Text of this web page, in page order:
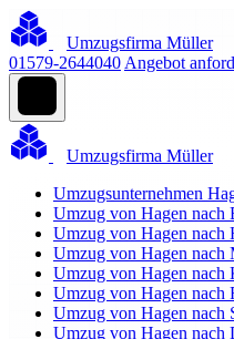
Umzugsfirma Müller
01579-2644040 Angebot
Umzugsfirma Müller
Umzugsunternehmen
Umzug von Hagen nach
Umzug von Hagen nach
Umzug von Hagen nach
Umzug von Hagen nach
Umzug von Hagen nach
Umzug von Hagen nach
Umzug von Hagen nach